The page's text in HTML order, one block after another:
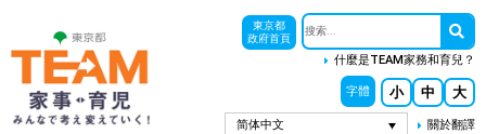
東京都
政府首頁
什麼是TEAM家務和育兒？
字體 小 中 大
简体中文 關於翻譯